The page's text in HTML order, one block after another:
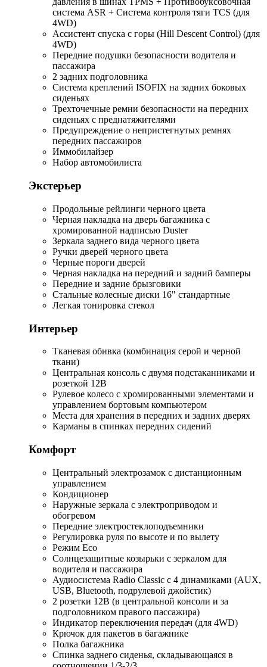
система ASR + Система контроля тяги TCS (для
4WD)
Ассистент спуска с горы (Hill Descent Control) (для
4WD)
Передние подушки безопасности водителя и
пассажира
2 задних подголовника
Система креплений ISOFIX на задних боковых
сиденьях
Трехточечные ремни безопасности на передних
сиденьях с преднатяжителями
Предупреждение о непристегнутых ремнях
передних пассажиров
Иммобилайзер
Набор автомобилиста
Экстерьер
Продольные рейлинги черного цвета
Черная накладка на дверь багажника с
хромированной надписью Duster
Зеркала заднего вида черного цвета
Ручки дверей черного цвета
Черные пороги дверей
Черная накладка на передний и задний бамперы
Передние и задние брызговики
Стальные колесные диски 16" стандартные
Легкая тонировка стекол
Интерьер
Тканевая обивка (комбинация серой и черной
ткани)
Центральная консоль с двумя подстаканниками и
розеткой 12В
Рулевое колесо с хромированными элементами и
управлением бортовым компьютером
Места для хранения в передних и задних дверях
Карманы в спинках передних сидений
Комфорт
Центральный электрозамок с дистанционным
управлением
Кондиционер
Наружные зеркала с электроприводом и
обогревом
Передние электростеклоподъемники
Регулировка руля по высоте и по вылету
Режим Eco
Солнцезащитные козырьки с зеркалом для
водителя и пассажира
Аудиосистема Radio Classic с 4 динамиками (AUX,
USB, Bluetooth, подрулевой джойстик)
2 розетки 12В (в центральной консоли и за
подголовником правого пассажира)
Индикатор переключения передач (для 4WD)
Крючок для пакетов в багажнике
Полка багажника
Спинка заднего сиденья, складывающаяся в